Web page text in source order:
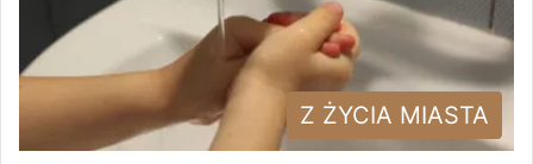
Z ŻYCIA MIASTA